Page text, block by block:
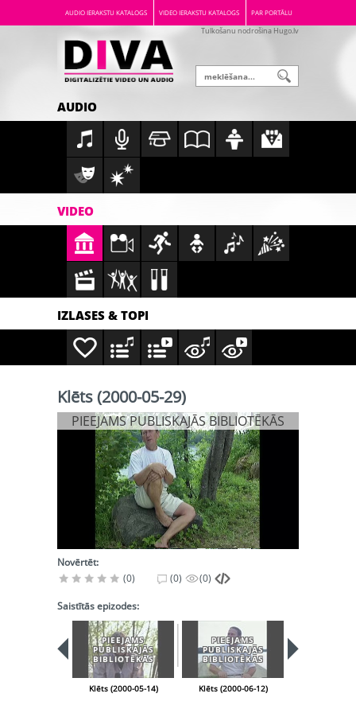
AUDIO IERAKSTU KATALOGS VIDEO IERAKSTU KATALOGS PAR PORTĀLU
Tulkošanu nodrošina Hugo.lv
AUDIO
VIDEO
IZLASES & TOPI
Klēts (2000-05-29)
PIEEJAMS PUBLISKAJĀS BIBLIOTĒKĀS
Novērtēt:
(0)
(0) (0)
Saistītās epizodes:
PIEEJAMS
PUBLISKAJĀS
BIBLIOTĒKĀS
Klēts (2000-05-14)
PIEEJAMS
PUBLISKAJĀS
BIBLIOTĒKĀS
Klēts (2000-06-12)